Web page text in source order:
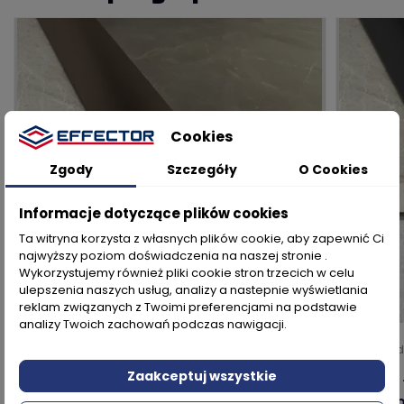
Listwa Łączeniowa - Anoda Brąz
Kod
Cookies
Zgody Szczegóły O Cookies
Informacje dotyczące plików cookies
Ta witryna korzysta z własnych plików cookie, aby zapewnić Ci
najwyższy poziom doświadczenia na naszej stronie .
Wykorzystujemy również pliki cookie stron trzecich w celu
ulepszenia naszych usług, analizy a nastepnie wyświetlania
reklam związanych z Twoimi preferencjami na podstawie
analizy Twoich zachowań podczas nawigacji.
Zaakceptuj wszystkie